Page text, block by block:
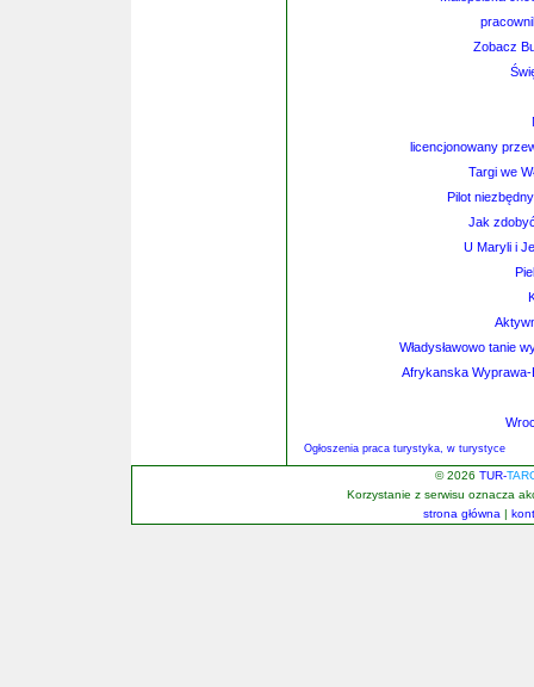
Zobacz
licencjonowany
Targi we
Pilot
Jak
U Maryli i
Władysławowo tanie
Afrykanska
Ogłoszenia praca turystyka, w turystyce
© 2026 TUR-
Korzystanie z serwisu oznacza
strona główna |